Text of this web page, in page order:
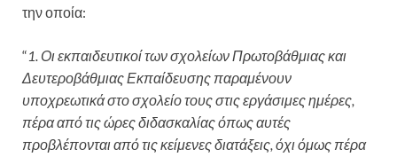
την οποία:
“1. Οι εκπαιδευτικοί των σχολείων Πρωτοβάθμιας και
Δευτεροβάθμιας Εκπαίδευσης παραμένουν
υποχρεωτικά στο σχολείο τους στις εργάσιμες ημέρες,
πέρα από τις ώρες διδασκαλίας όπως αυτές
προβλέπονται από τις κείμενες διατάξεις, όχι όμως πέρα